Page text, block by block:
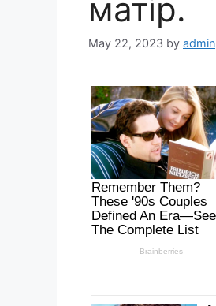
матір.
May 22, 2023 by admin